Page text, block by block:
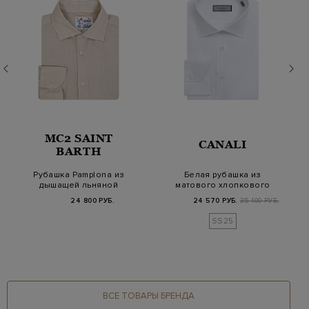
MC2 SAINT
BARTH
Рубашка Pamplona из
дышащей льняной
ткани
24 800 РУБ.
CANALI
Белая рубашка из
матового хлопкового
поплина stretch
24 570 РУБ. 35 100 РУБ.
SS25
ВСЕ ТОВАРЫ БРЕНДА